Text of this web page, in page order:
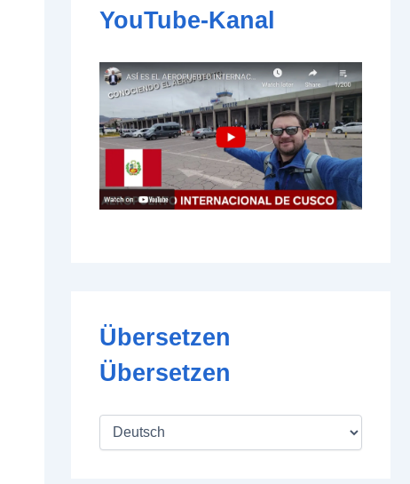
YouTube-Kanal
Übersetzen
Übersetzen